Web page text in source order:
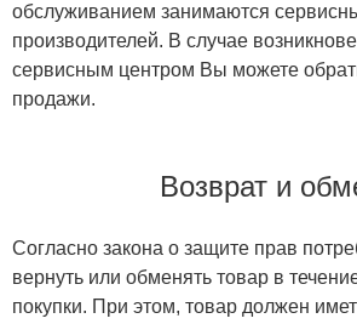
обслуживанием занимаются
производителей. В случае
сервисным центром Вы можете
продажи.
Возврат и
Согласно закона о защите прав
вернуть или обменять товар в
покупки. При этом, товар должен